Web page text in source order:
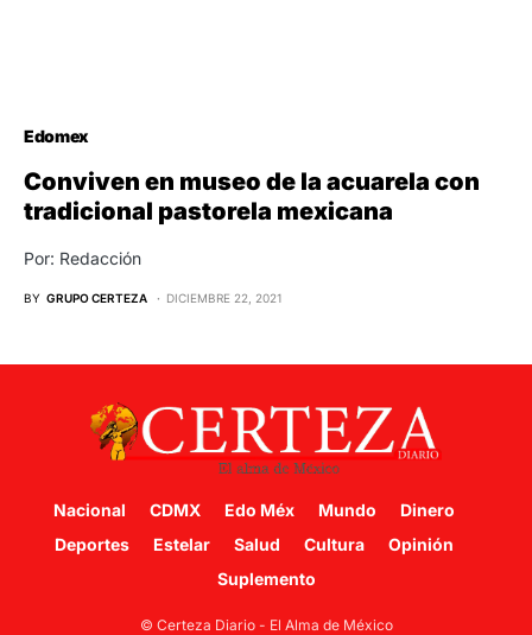
Edomex
Conviven en museo de la acuarela con
tradicional pastorela mexicana
Por: Redacción
BY GRUPO CERTEZA DICIEMBRE 22, 2021
Nacional CDMX Edo Méx Mundo
Dinero
Deportes
Estelar Salud Cultura
Opinión
Suplemento
© Certeza Diario - El Alma de México